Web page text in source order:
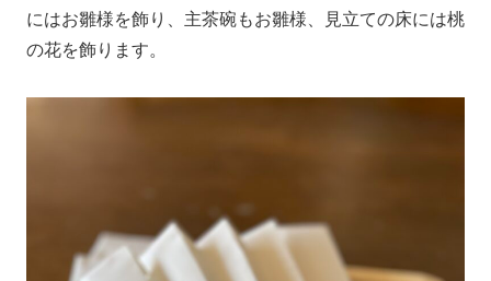
にはお雛様を飾り、主茶碗もお雛様、見立ての床には桃
の花を飾ります。